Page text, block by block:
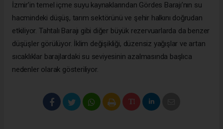
İzmir’in temel içme suyu kaynaklarından Gördes Barajı’nın su
hacmindeki düşüş, tarım sektörünü ve şehir halkını doğrudan
etkiliyor. Tahtalı Barajı gibi diğer büyük rezervuarlarda da benzer
düşüşler görülüyor. İklim değişikliği, düzensiz yağışlar ve artan
sıcaklıklar barajlardaki su seviyesinin azalmasında başlıca
nedenler olarak gösteriliyor.